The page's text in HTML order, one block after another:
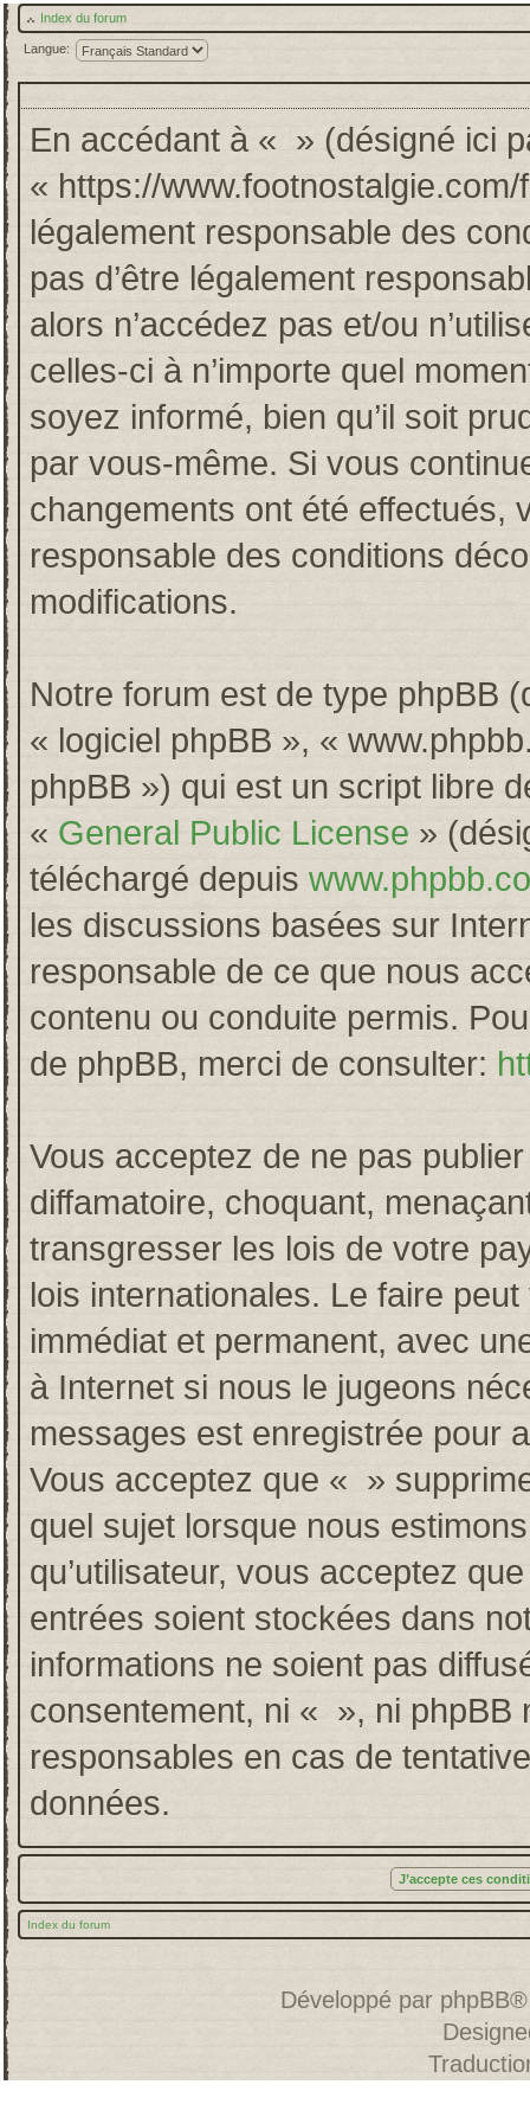
Index du forum
Langue:
En accédant à « » (désigné ici
« https://
légalement responsable des
pas d’être légalement
alors n’accédez pas et/ou
celles-ci à n’importe quel
soyez informé, bien qu’il soit
par vous-même. Si vous
changements ont été effectués,
responsable des conditions
modifications.
Notre forum est de type phpBB
« logiciel phpBB », «
phpBB ») qui est un script libre
« General Public License »
téléchargé depuis
les discussions basées sur
responsable de ce que nous
contenu ou conduite permis.
de phpBB, merci de consulter:
Vous acceptez de ne pas
diffamatoire, choquant,
transgresser les lois de votre
lois internationales. Le faire
immédiat et permanent, avec
à Internet si nous le jugeons
messages est enregistrée pour
Vous acceptez que « »
quel sujet lorsque nous
qu’utilisateur, vous acceptez
entrées soient stockées dans
informations ne soient pas
consentement, ni « », ni phpBB
responsables en cas de
données.
Index du forum
Développé par phpBB®